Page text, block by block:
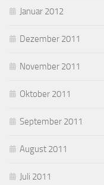
Januar 2012
Dezember 2011
November 2011
Oktober 2011
September 2011
August 2011
Juli 2011